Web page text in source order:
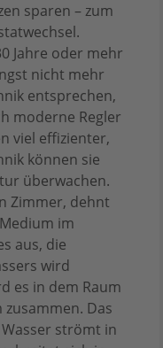
sparen – zum
Jahre oder mehr
nicht mehr
entsprechen,
moderne Regler
viel effizienter,
können sie
überwachen.
Zimmer, dehnt
im
aus, die
wird
es in dem Raum
Das
strömt in